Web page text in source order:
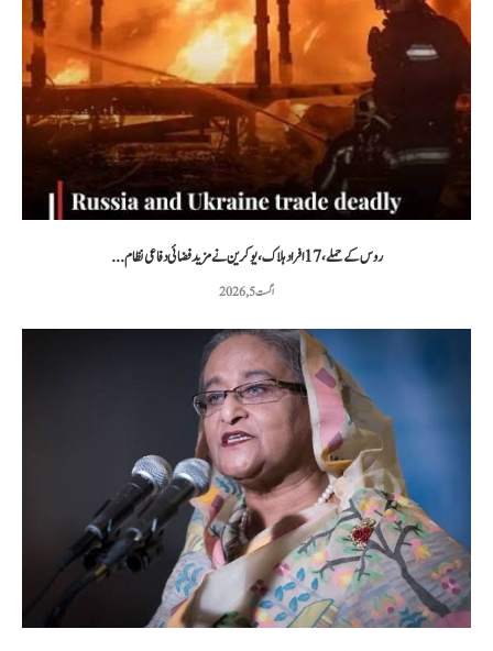
روس کے حملے، 17 افراد ہلاک، یوکرین نے مزید فضائی دفاعی نظام...
اگست 5, 2026